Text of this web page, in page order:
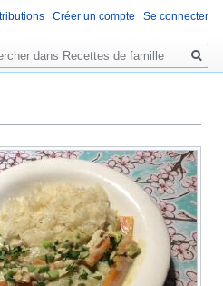
Créer un compte Se connecter